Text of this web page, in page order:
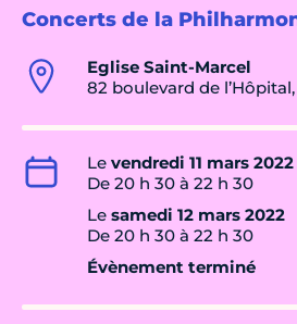
Concerts de la
Eglise Saint-Marcel
82 boulevard de l’Hôpital,
Le vendredi 11 mars 2022
De 20 h 30 à 22 h 30
Le samedi 12 mars 2022
De 20 h 30 à 22 h 30
Évènement terminé